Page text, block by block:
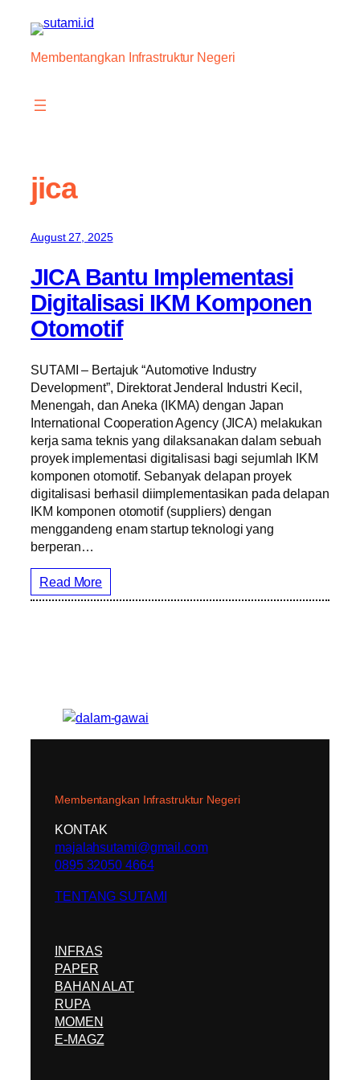
content
Membentangkan Infrastruktur Negeri
jica
August 27, 2025
JICA Bantu Implementasi
Digitalisasi IKM Komponen
Otomotif
SUTAMI – Bertajuk “Automotive Industry
Development”, Direktorat Jenderal Industri Kecil,
Menengah, dan Aneka (IKMA) dengan Japan
International Cooperation Agency (JICA) melakukan
kerja sama teknis yang dilaksanakan dalam sebuah
proyek implementasi digitalisasi bagi sejumlah IKM
komponen otomotif. Sebanyak delapan proyek
digitalisasi berhasil diimplementasikan pada delapan
IKM komponen otomotif (suppliers) dengan
menggandeng enam startup teknologi yang
berperan…
Read More
Membentangkan Infrastruktur Negeri
KONTAK
majalahsutami@gmail.com
0895 32050 4664
TENTANG SUTAMI
INFRAS
PAPER
BAHAN ALAT
RUPA
MOMEN
E-MAGZ